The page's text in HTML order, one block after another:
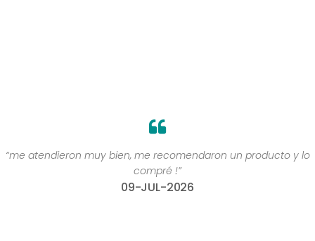
“me atendieron muy bien, me recomendaron un producto y lo
compré !”
09-JUL-2026